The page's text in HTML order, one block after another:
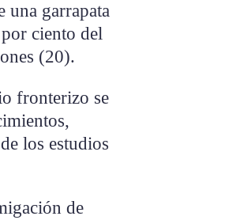
una garrapata
ciento del
(20).
fronterizo se
los estudios
de